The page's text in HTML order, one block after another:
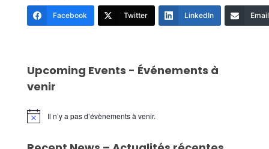
Facebook Twitter LinkedIn Email
Upcoming Events - Événements à
venir
Notice Il n’y a pas d’évènements à venir.